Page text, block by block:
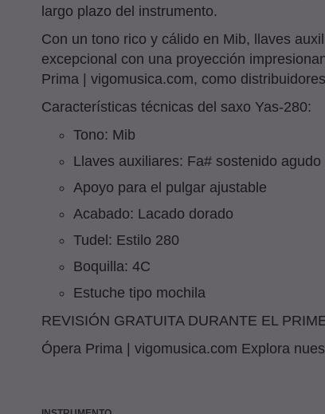
largo plazo del instrumento.
Con un tono rico y cálido en Mib, llaves
excepcional con una proyección
Prima | vigomusica.com, como
Características técnicas del saxo Yas-280:
Tono: Mib
Llaves auxiliares: Fa# sostenido agudo
Apoyo para el pulgar ajustable
Acabado: Lacado dorado
Tudel: Estilo 280
Boquilla: 4C
Estuche tipo mochila
REVISIÓN GRATUITA DURANTE EL
Ópera Prima | vigomusica.com Explora